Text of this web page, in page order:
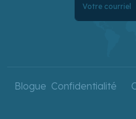
Blogue Confidentialité